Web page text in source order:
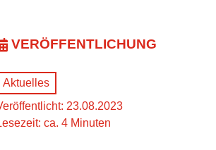
VERÖFFENTLICHUNG
Aktuelles
23.08.2023
ca. 4 Minuten